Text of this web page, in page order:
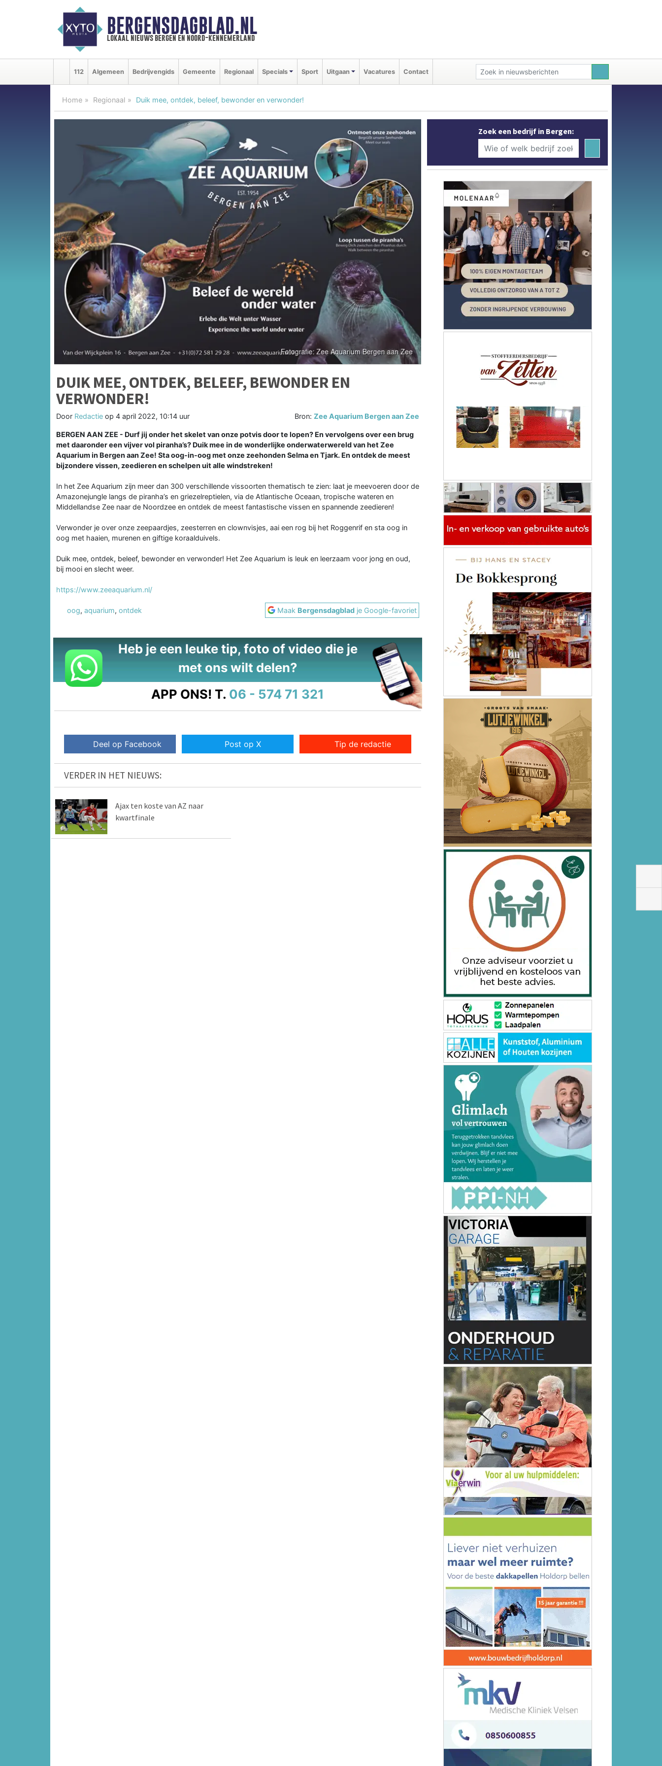
BERGENSDAGBLAD.NL
lokaal nieuws bergen en noord-kennemerland
112 Algemeen Bedrijvengids Gemeente Regionaal Specials Sport Uitgaan Vacatures Contact
Home Regionaal Duik mee, ontdek, beleef, bewonder en verwonder!
DUIK MEE, ONTDEK, BELEEF, BEWONDER EN
VERWONDER!
Door Redactie op 4 april 2022, 10:14 uur Bron:Zee Aquarium Bergen aan Zee
BERGEN AAN ZEE - Durf jij onder het skelet van onze potvis door te lopen? En vervolgens over een brug
met daaronder een vijver vol piranha’s? Duik mee in de wonderlijke onderwaterwereld van het Zee
Aquarium in Bergen aan Zee! Sta oog-in-oog met onze zeehonden Selma en Tjark. En ontdek de meest
bijzondere vissen, zeedieren en schelpen uit alle windstreken!
In het Zee Aquarium zijn meer dan 300 verschillende vissoorten thematisch te zien: laat je meevoeren door de
Amazonejungle langs de piranha’s en griezelreptielen, via de Atlantische Oceaan, tropische wateren en
Middellandse Zee naar de Noordzee en ontdek de meest fantastische vissen en spannende zeedieren!
Verwonder je over onze zeepaardjes, zeesterren en clownvisjes, aai een rog bij het Roggenrif en sta oog in
oog met haaien, murenen en giftige koraalduivels.
Duik mee, ontdek, beleef, bewonder en verwonder! Het Zee Aquarium is leuk en leerzaam voor jong en oud,
bij mooi en slecht weer.
https://www.zeeaquarium.nl/
oog, aquarium, ontdek Maak Bergensdagblad je Google-favoriet
Heb je een leuke tip, foto of video die je
met ons wilt delen?
APP ONS! T. 06 - 574 71 321
Deel op Facebook Post op X Tip de redactie
VERDER IN HET NIEUWS:
Ajax ten koste van AZ naar
kwartfinale
Zoek een bedrijf in Bergen: